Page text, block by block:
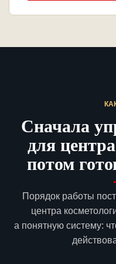
Сначала
для
потом
Порядок работы
центра
а понятную систему: